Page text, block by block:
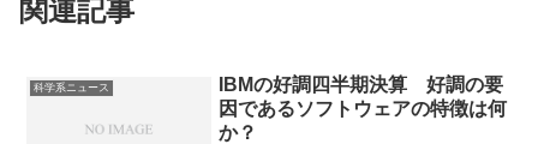
関連記事
科学系ニュース
IBMの好調四半期決算 好調の要
因であるソフトウェアの特徴は何
か？